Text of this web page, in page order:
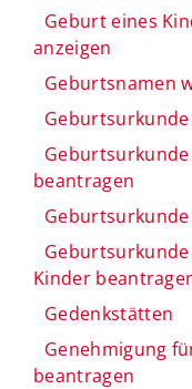
Geburt eines
anzeigen
Geburtsnamen
beantragen
Kinder
Gedenkstätten
Genehmigung
beantragen